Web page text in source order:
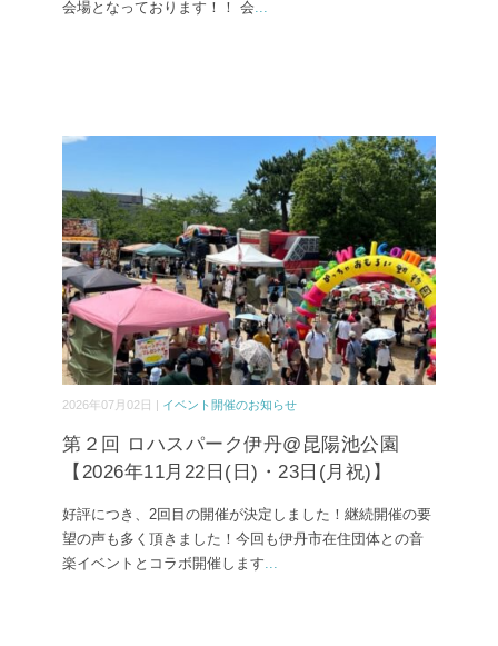
会場となっております！！ 会
2026年07月02日 | イベント開催のお知らせ
第２回 ロハスパーク伊丹@昆陽池公園
【2026年11月22日(日)・23日(月祝)】
好評につき、2回目の開催が決定しました！継続開催の要
望の声も多く頂きました！今回も伊丹市在住団体との音
楽イベントとコラボ開催します